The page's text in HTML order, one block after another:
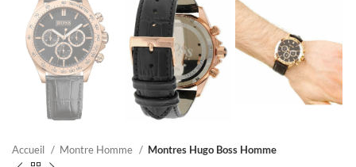
Accueil Montre Homme Montres Hugo Boss Homme